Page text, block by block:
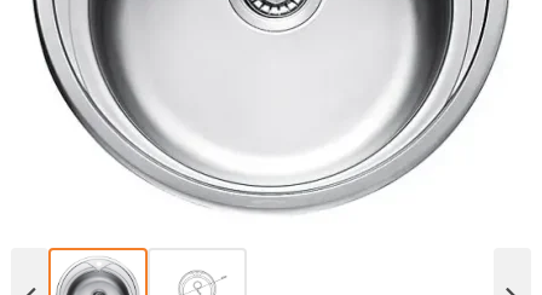
Духові шафи
Варильні поверхні
Мікрохвильові печі
Посудомийки